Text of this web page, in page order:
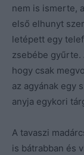
nem is ismerte,
első elhunyt
letépett egy
zsebébe
hogy csak
az agyának egy
anyja egykori
A tavaszi
is bátrabban és